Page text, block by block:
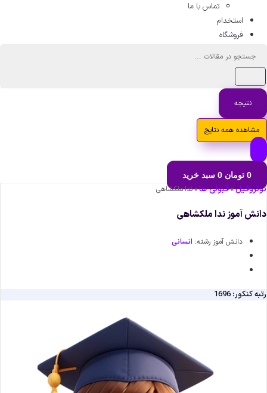
تماس با ما
استخدام
فروشگاه
جستجو
نتیجه
مشاهده همه نتایج
0 تومان 0 سبد خرید
نوتروفیل»قبولی ها»ندا ملکشاهی
دانش آموز ندا ملکشاهی
دانش آموز رشته: انسانی
رتبه کنکور: 1696